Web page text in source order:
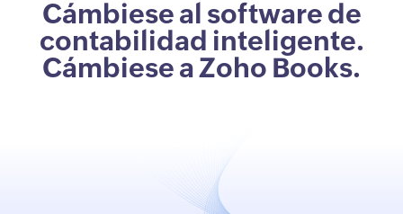
Cámbiese al software de
contabilidad inteligente.
Cámbiese a Zoho Books.